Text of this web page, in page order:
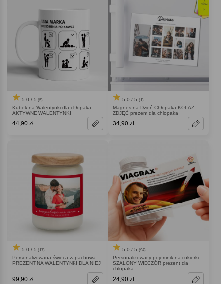
5.0 / 5 (5)
Kubek na Walentynki dla chłopaka
AKTYWNE WALENTYNKI
44,90 zł
5.0 / 5 (1)
Magnes na Dzień Chłopaka KOLAŻ
ZDJĘĆ prezent dla chłopaka
34,90 zł
5.0 / 5 (17)
Personalizowana świeca zapachowa
PREZENT NA WALENTYNKI DLA NIEJ
99,90 zł
5.0 / 5 (94)
Personalizowany pojemnik na cukierki
SZALONY WIECZÓR prezent dla
chłopaka
24,90 zł